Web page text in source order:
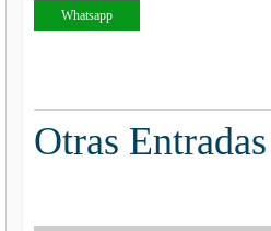
Whatsapp
Otras